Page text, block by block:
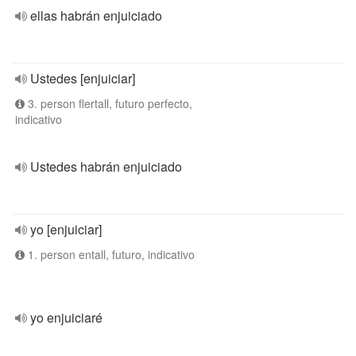
ellas habrán enjuiciado
Ustedes [enjuiciar]
3. person flertall, futuro perfecto,
indicativo
Ustedes habrán enjuiciado
yo [enjuiciar]
1. person entall, futuro, indicativo
yo enjuiciaré